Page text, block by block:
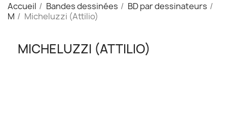
Accueil Bandes dessinées
BD par dessinateurs
M
Micheluzzi (Attilio)
MICHELUZZI (ATTILIO)